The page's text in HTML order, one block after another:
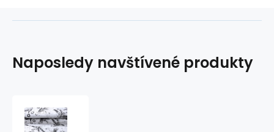
Naposledy navštívené produkty